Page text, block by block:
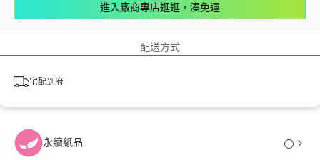
進入廠商專店逛逛，湊免運
配送方式
宅配到府
永續紙品